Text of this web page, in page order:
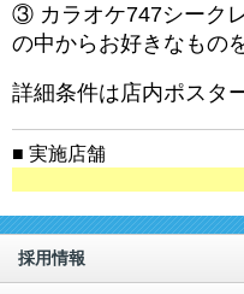
③ カラオケ747シーク
の中からお好きなもの
詳細条件は店内ポスタ
■ 実施店舗
採用情報